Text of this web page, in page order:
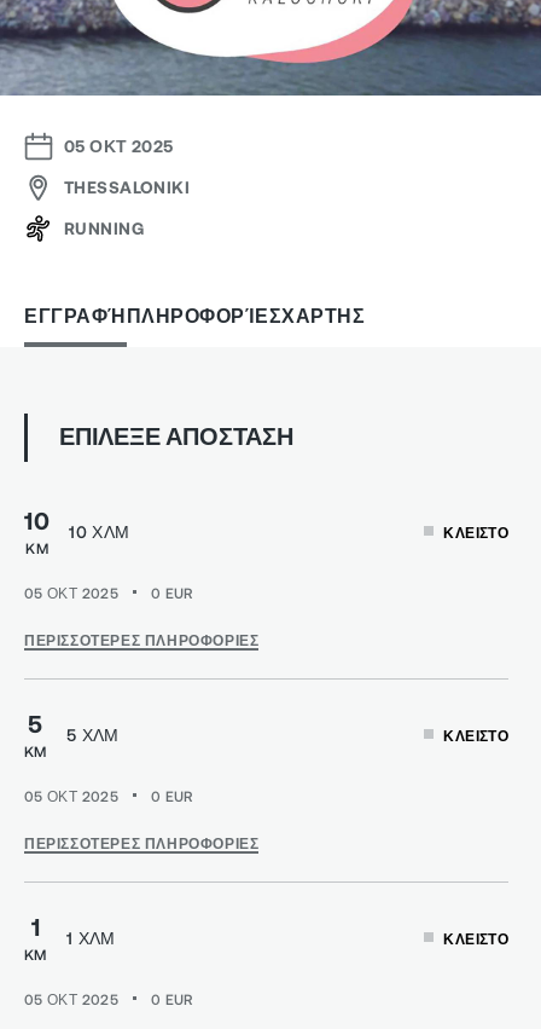
05 ΟΚΤ 2025
THESSALONIKI
RUNNING
ΕΓΓΡΑΦΉΠΛΗΡΟΦΟΡΊΕΣΧΑΡΤΗΣ
ΕΠΙΛΕΞΕ ΑΠΟΣΤΑΣΗ
10
KM
10 ΧΛΜ ΚΛΕΙΣΤΌ
05 ΟΚΤ 2025 0 EUR
ΠΕΡΙΣΣΌΤΕΡΕΣ ΠΛΗΡΟΦΟΡΊΕΣ
5
KM
5 ΧΛΜ ΚΛΕΙΣΤΌ
05 ΟΚΤ 2025 0 EUR
ΠΕΡΙΣΣΌΤΕΡΕΣ ΠΛΗΡΟΦΟΡΊΕΣ
1
KM
1 ΧΛΜ ΚΛΕΙΣΤΌ
05 ΟΚΤ 2025 0 EUR